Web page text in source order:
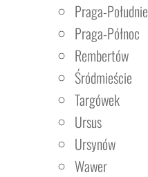
Praga-Południe
Praga-Północ
Rembertów
Śródmieście
Targówek
Ursus
Ursynów
Wawer